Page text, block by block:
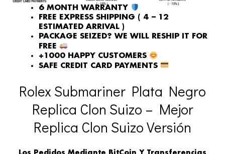
6 MONTH WARRANTY
FREE EXPRESS SHIPPING ( 4 – 12
ESTIMATED ARRIVAL )
PACKAGE SEIZED? WE WILL RESHIP IT FOR
FREE
+1000 HAPPY CUSTOMERS
SAFE CREDIT CARD PAYMENTS
Rolex Submariner Plata Negro
Replica Clon Suizo – Mejor
Replica Clon Suizo Versión